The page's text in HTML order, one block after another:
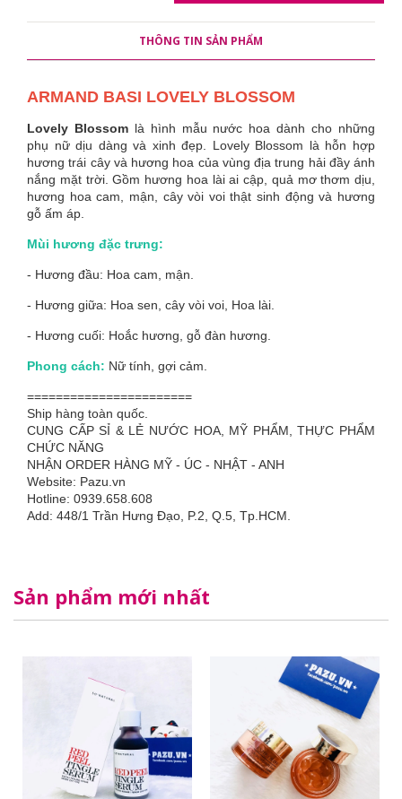
THÔNG TIN SẢN PHẨM
ARMAND BASI LOVELY BLOSSOM
Lovely Blossomlà hình mẫu nước hoa dành cho những
phụ nữ dịu dàng và xinh đẹp. Lovely Blossom là hỗn hợp
hương trái cây và hương hoa của vùng địa trung hải đầy ánh
nắng mặt trời. Gồm hương hoa lài ai cập, quả mơ thơm dịu,
hương hoa cam, mận, cây vòi voi thật sinh động và hương
gỗ ấm áp.
Mùi hương đặc trưng:
- Hương đầu: Hoa cam, mận.
- Hương giữa: Hoa sen, cây vòi voi, Hoa lài.
- Hương cuối: Hoắc hương, gỗ đàn hương.
Phong cách: Nữ tính, gợi cảm.
=======================
Ship hàng toàn quốc.
CUNG CẤP SỈ & LẺ NƯỚC HOA, MỸ PHẨM, THỰC PHẨM
CHỨC NĂNG
NHẬN ORDER HÀNG MỸ - ÚC - NHẬT - ANH
Website: Pazu.vn
Hotline: 0939.658.608
Add: 448/1 Trần Hưng Đạo, P.2, Q.5, Tp.HCM.
Sản phẩm mới nhất